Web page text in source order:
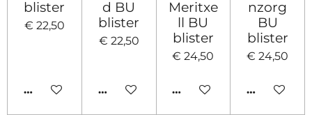
blister
€ 22,50
IN WINKELWAGEN
d BU
blister
€ 22,50
IN WINKELWAGEN
Meritxe
ll BU
blister
€ 24,50
IN WINKELWAGEN
nzorg
BU
blister
€ 24,50
IN